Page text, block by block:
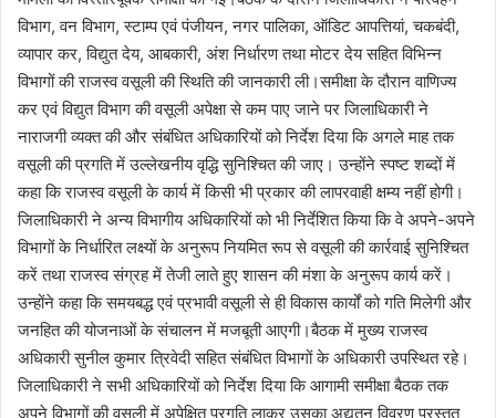
विभाग, वन विभाग, स्टाम्प एवं पंजीयन, नगर पालिका, ऑडिट आपत्तियां, चकबंदी,
व्यापार कर, विद्युत देय, आबकारी, अंश निर्धारण तथा मोटर देय सहित विभिन्न
विभागों की राजस्व वसूली की स्थिति की जानकारी ली।समीक्षा के दौरान वाणिज्य
कर एवं विद्युत विभाग की वसूली अपेक्षा से कम पाए जाने पर जिलाधिकारी ने
नाराजगी व्यक्त की और संबंधित अधिकारियों को निर्देश दिया कि अगले माह तक
वसूली की प्रगति में उल्लेखनीय वृद्धि सुनिश्चित की जाए। उन्होंने स्पष्ट शब्दों में
कहा कि राजस्व वसूली के कार्य में किसी भी प्रकार की लापरवाही क्षम्य नहीं होगी।
जिलाधिकारी ने अन्य विभागीय अधिकारियों को भी निर्देशित किया कि वे अपने-अपने
विभागों के निर्धारित लक्ष्यों के अनुरूप नियमित रूप से वसूली की कार्रवाई सुनिश्चित
करें तथा राजस्व संग्रह में तेजी लाते हुए शासन की मंशा के अनुरूप कार्य करें।
उन्होंने कहा कि समयबद्ध एवं प्रभावी वसूली से ही विकास कार्यों को गति मिलेगी और
जनहित की योजनाओं के संचालन में मजबूती आएगी।बैठक में मुख्य राजस्व
अधिकारी सुनील कुमार त्रिवेदी सहित संबंधित विभागों के अधिकारी उपस्थित रहे।
जिलाधिकारी ने सभी अधिकारियों को निर्देश दिया कि आगामी समीक्षा बैठक तक
अपने विभागों की वसूली में अपेक्षित प्रगति लाकर उसका अद्यतन विवरण प्रस्तुत